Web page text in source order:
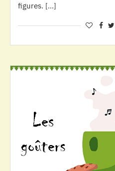
figures. […]